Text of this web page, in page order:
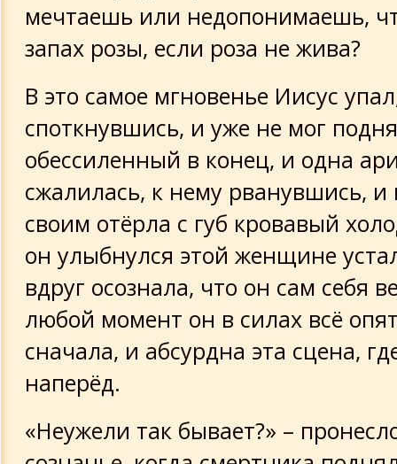
мечтаешь или недопонимаешь,
запах розы, если роза не жива?
В это самое мгновенье Иисус
споткнувшись, и уже не мог
обессиленный в конец, и одна
сжалилась, к нему рванувшись, и
своим отёрла с губ кровавый
он улыбнулся этой женщине
вдруг осознала, что он сам себя
любой момент он в силах всё
сначала, и абсурдна эта сцена,
наперёд.
«Неужели так бывает?» –